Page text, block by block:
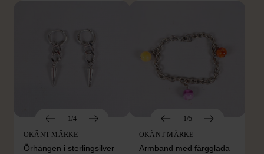
1/4
OKÄNT MÄRKE
Örhängen i sterlingsilver
1/5
OKÄNT MÄRKE
Armband med färgglada